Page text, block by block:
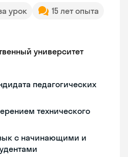
урок
15 лет опыта
университет
педагогических
технического
с начинающими и